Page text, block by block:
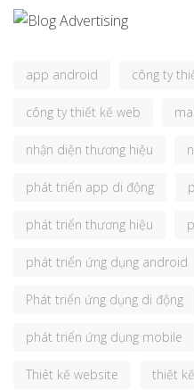
app android công ty
công ty thiết kế web
nhận diện thương hiệu
phát triển app di động
phát triển thương hiệu
phát triển ứng dụng android
Phát triển ứng dụng di động
phát triển ứng dụng mobile
Thiêt kế website thiết